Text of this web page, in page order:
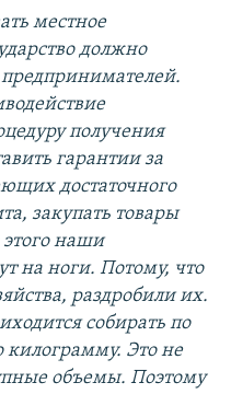
местное
должно
получения
гарантии за
достаточного
закупать товары
этого наши
на ноги. Потому, что
раздробили их.
собирать по
килограмму. Это не
объемы. Поэтому